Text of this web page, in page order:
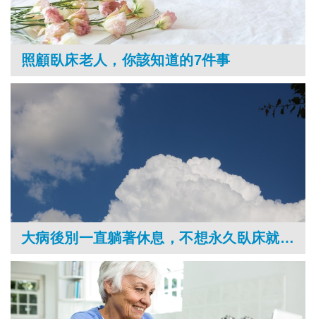
照顧臥床老人，你該知道的7件事
大病後別一直躺著休息，不想永久臥床就要盡快復健